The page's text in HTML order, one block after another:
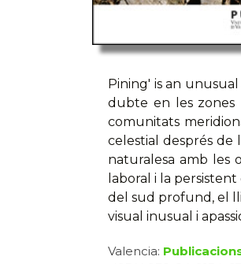
Pining' is an
dubte en les zones
comunitats
celestial després de
naturalesa amb les
laboral i la
del sud profund, el
visual inusual i
Valencia: